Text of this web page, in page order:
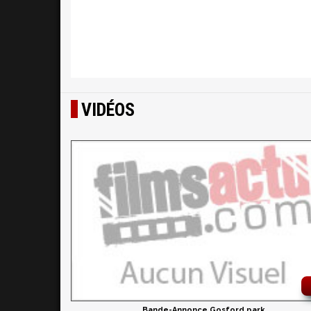
VIDÉOS